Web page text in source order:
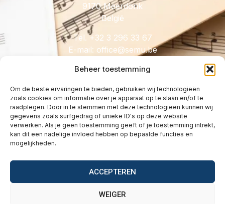
Beheer toestemming
Om de beste ervaringen te bieden, gebruiken wij technologieën
zoals cookies om informatie over je apparaat op te slaan en/of te
raadplegen. Door in te stemmen met deze technologieën kunnen wij
gegevens zoals surfgedrag of unieke ID's op deze website
verwerken. Als je geen toestemming geeft of je toestemming intrekt,
kan dit een nadelige invloed hebben op bepaalde functies en
mogelijkheden.
ACCEPTEREN
WEIGER
9170 Meerdonk
België
Tel. +32 3 296 33 67
E-mail:
eb.umes
@eciffo
HANDIG
Licenties
Tarieven
Wetgeving
Vragen
Contact